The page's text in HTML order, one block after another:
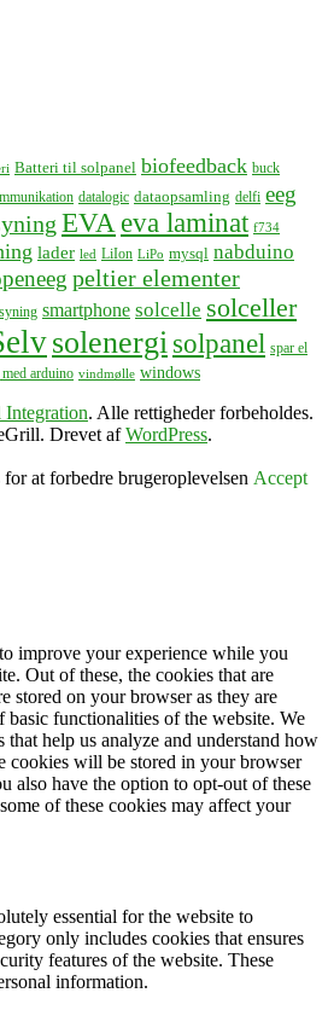
Batteri til solpanel biofeedback buck
datalogic dataopsamling delfi eeg
EVA eva laminat f734
lader led LiIon LiPo mysql nabduino
peltier elementer
smartphone solcelle solceller
solenergisolpanel spar el
arduino vindmølle windows
Integration. Alle rettigheder forbeholdes.
Drevet afWordPress.
at forbedre brugeroplevelsen Accept
improve your experience while you
Out of these, the cookies that are
stored on your browser as they are
functionalities of the website. We
that help us analyze and understand how
cookies will be stored in your browser
also have the option to opt-out of these
of these cookies may affect your
essential for the website to
only includes cookies that ensures
features of the website. These
information.